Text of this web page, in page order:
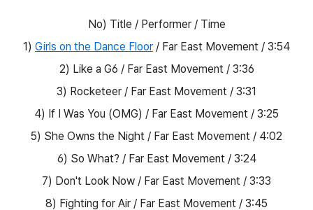
No) Title / Performer / Time
1) Girls on the Dance Floor / Far East Movement / 3:54
2) Like a G6 / Far East Movement / 3:36
3) Rocketeer / Far East Movement / 3:31
4) If I Was You (OMG) / Far East Movement / 3:25
5) She Owns the Night / Far East Movement / 4:02
6) So What? / Far East Movement / 3:24
7) Don't Look Now / Far East Movement / 3:33
8) Fighting for Air / Far East Movement / 3:45